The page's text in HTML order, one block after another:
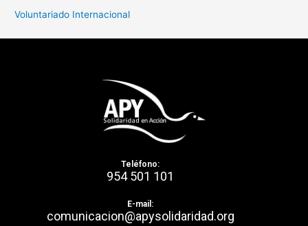
Voluntariado Internacional
Teléfono:
954 501 101
E-mail:
comunicacion@apysolidaridad.org